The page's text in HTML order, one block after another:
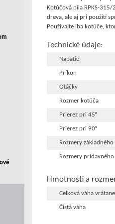
Kotúčová píla RPKS-
dreva, ale aj pri použití
Používajte iba kotúče,
Technické údaje:
Napätie
Príkon
Otáčky
Rozmer kotúča
Prierez pri 45°
Prierez pri 90°
Rozmery základného
Rozmery
Hmotnosti a
Celková váha
Čistá váha